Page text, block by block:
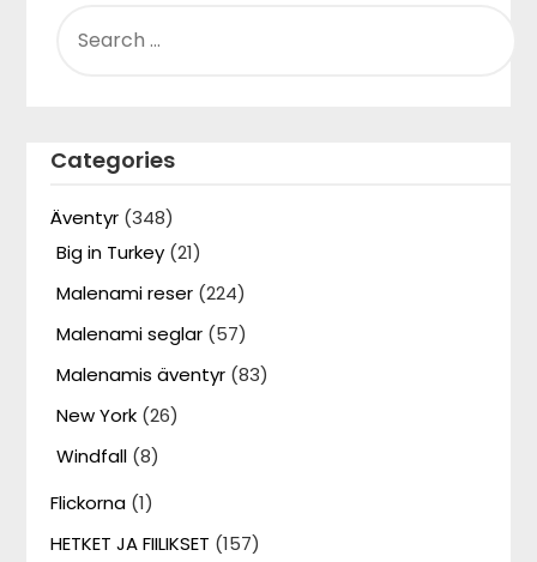
FOR:
Categories
Äventyr (348)
Big in Turkey (21)
Malenami reser (224)
Malenami seglar (57)
Malenamis äventyr (83)
New York (26)
Windfall (8)
Flickorna (1)
HETKET JA FIILIKSET (157)